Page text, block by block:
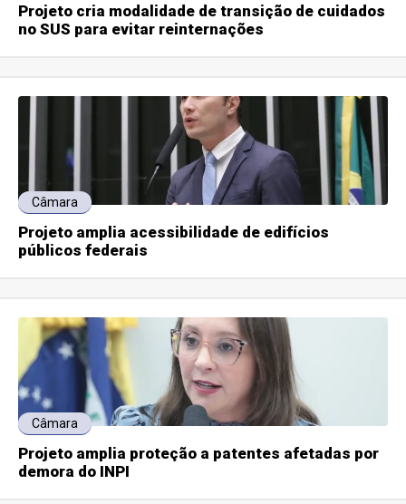
Projeto cria modalidade de transição de cuidados
no SUS para evitar reinternações
Câmara
Projeto amplia acessibilidade de edifícios
públicos federais
Câmara
Projeto amplia proteção a patentes afetadas por
demora do INPI